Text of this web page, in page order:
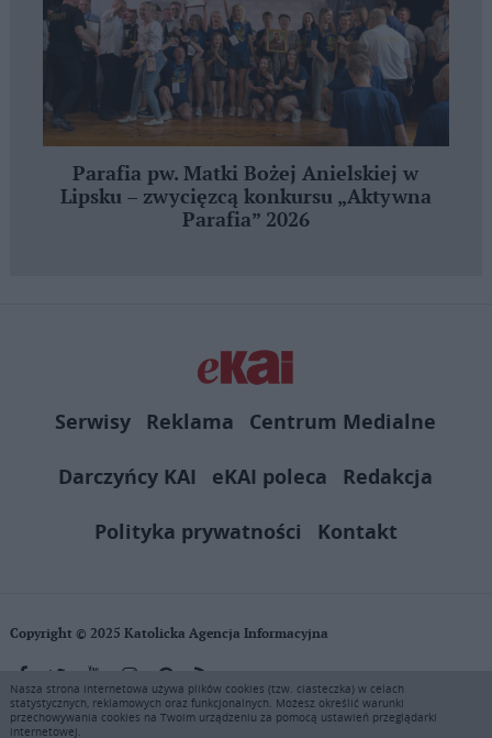
Parafia pw. Matki Bożej Anielskiej w
Lipsku – zwycięzcą konkursu „Aktywna
Parafia” 2026
Serwisy Reklama
Centrum Medialne
Darczyńcy KAI
eKAI poleca
Redakcja
Polityka prywatności
Kontakt
Copyright © 2025 Katolicka Agencja Informacyjna
KAI zastrzega wszelkie prawa do serwisu. Użytkownicy mogą pobierać
i drukować fragmenty zawartości serwisu internetowego www.ekai.pl
Nasza strona internetowa używa plików cookies (tzw. ciasteczka) w celach
statystycznych, reklamowych oraz funkcjonalnych. Możesz określić warunki
przechowywania cookies na Twoim urządzeniu za pomocą ustawień przeglądarki
internetowej.